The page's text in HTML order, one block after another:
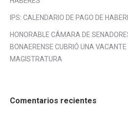
IPS: CALENDARIO DE PAGO DE
HONORABLE CÁMARA DE
BONAERENSE CUBRIÓ UNA
MAGISTRATURA
Comentarios recientes